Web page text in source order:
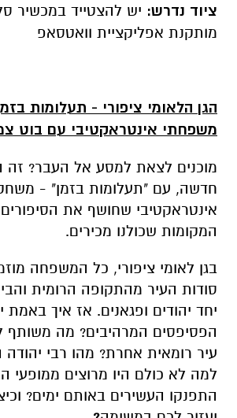
אינטראקטיבי שחושף את
המקומות שכולנו מכירים.
יחד יהודים ופגאנים. אז איך באמת
הפסיפסים המרהיבים? מה משותף
למה לא כולם היו מרוצים ממופעי
התפנקו העשירים באותם ימים?
יעזור לכם במשימה?
שימו לב:
יש משמעות... עם מפת הרמזים ובוט
אתכם בווטסאפ לאורך כל המשחק
את כל הסודות!
המשחק פותח על ידי מיזם 929
המנהלת ליהדות ישראלית ומשרד
והמאבק באנטישמיות.